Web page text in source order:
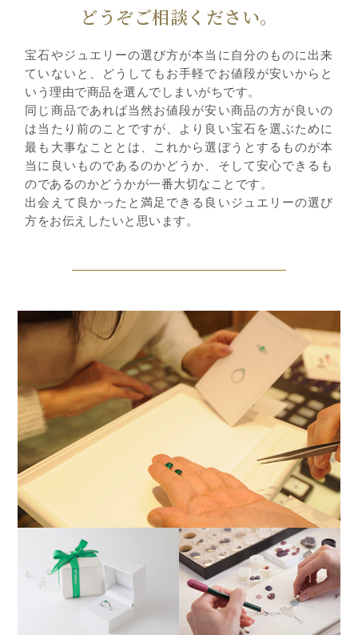
どうぞご相談ください。
宝石やジュエリーの選び方が本当に自分のものに出来
ていないと、どうしてもお手軽でお値段が安いからと
いう理由で商品を選んでしまいがちです。
同じ商品であれば当然お値段が安い商品の方が良いの
は当たり前のことですが、より良い宝石を選ぶために
最も大事なこととは、これから選ぼうとするものが本
当に良いものであるのかどうか、そして安心できるも
のであるのかどうかが一番大切なことです。
出会えて良かったと満足できる良いジュエリーの選び
方をお伝えしたいと思います。